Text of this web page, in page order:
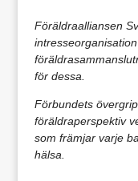
Föräldraalliansen
för dessa.
Förbundets
föräldraperspektiv
som främjar varje
hälsa.